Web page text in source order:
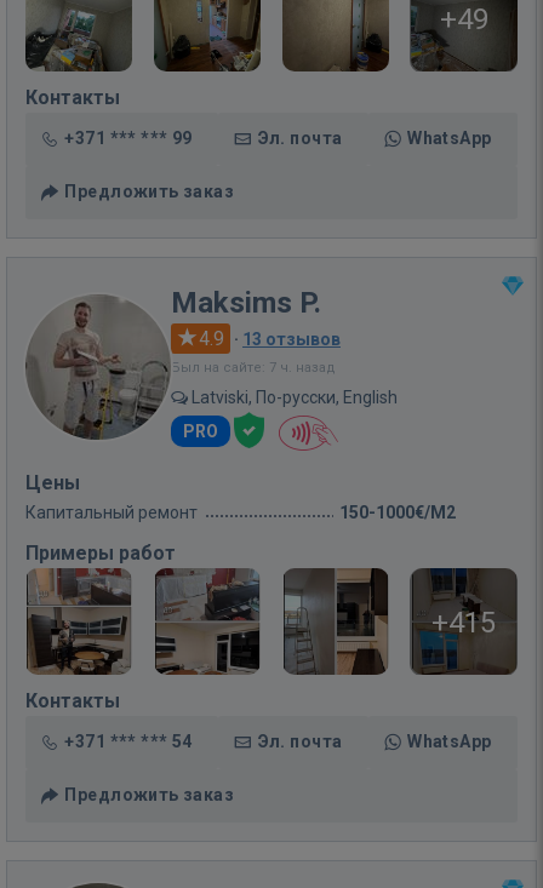
+49
Контакты
+371 *** *** 99 Эл. почта WhatsApp
Предложить заказ
Maksims P.
4.9 · 13 отзывов
Был на сайте: 7 ч. назад
Latviski, По-русски, English
PRO
Цены
Капитальный ремонт 150-1000€/M2
Примеры работ
+415
Контакты
+371 *** *** 54 Эл. почта WhatsApp
Предложить заказ